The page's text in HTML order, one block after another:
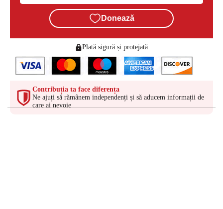
Donează
Plată sigură și protejată
Contribuția ta face diferența
Ne ajuți să rămânem independenți și să aducem informații de
care ai nevoie